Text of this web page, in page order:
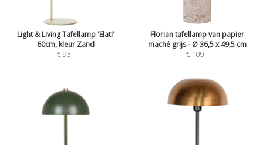
Light & Living Tafellamp 'Elati'
60cm, kleur Zand
€ 95,-
Florian tafellamp van papier
maché grijs - Ø 36,5 x 49,5 cm
€ 109,-